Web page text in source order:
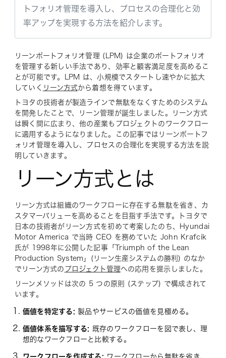
トフォリオ管理を導入し、プロセスの合理化と効
率アップを実現する方法を紹介します。
リーンポートフォリオ管理 (LPM) は企業のポートフォリオ
を管理する新しい手法であり、効率と顧客満足度を高めるこ
とが可能です。LPM は、小規模でスタートし速やかに拡大
していく リーン方式から着想を得ています。
トヨタの技術者が製造ラインで無駄をなくすためのシステム
を開発したことで、リーン管理が誕生しました。リーン方式
は瞬く間に広まり、他の産業もプロジェクトのワークフロー
に適用するようになりました。この記事ではリーンポートフ
ォリオ管理を導入し、プロセスの合理化を実現する方法を説
明していきます。
リーン方式とは
リーン方式は組織のワークフローに存在する無駄を省き、カ
スタマーバリューを高めることを目指す手法です。トヨタで
日本の技術者がリーン方式を初めて考案したのち、Hyundai
Motor America で当時 CEO を務めていた John Krafcik
氏が 1998年に公開した記事「Triumph of the Lean
Production System」(リーン生産システムの勝利) のなか
でリーン方式の プロジェクト管理への応用を提示しました。
リーンメソッドは次の 5 つの原則 (ステップ) で構成されて
います。
価値を特定する:製品やサービスの価値を見極める。
価値体系を描写する:
既存のワークフローを図で表し、理
想的なワークフローと比較する。
ワークフローを作成する: ワークフローから無駄を省き、